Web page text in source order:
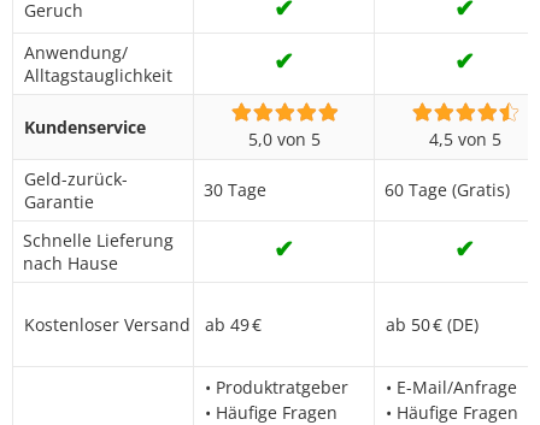
Geruch ✔ ✔
Anwendung/
Alltagstauglichkeit
✔ ✔
Kundenservice
5,0 von 5
4,5 von 5
Geld-zurück-
Garantie
30 Tage 60 Tage (Gratis)
Schnelle Lieferung
nach Hause
✔ ✔
Kostenloser Versand ab 49 € ab 50 € (DE)
• Produktratgeber
• Häufige Fragen
• E-Mail/Anfrage
• Häufige Fragen